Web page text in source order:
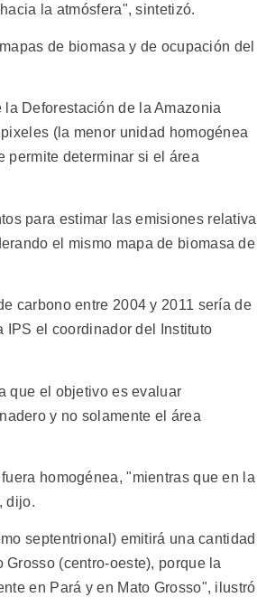
la atmósfera", sintetizó.
de biomasa y de ocupación del
Deforestación de la Amazonia
(la menor unidad homogénea
permite determinar si el área
para estimar las emisiones
el mismo mapa de biomasa de
carbono entre 2004 y 2011 sería de
IPS el coordinador del Instituto
que el objetivo es evaluar
y no solamente el área
homogénea, "mientras que en la
dijo.
septentrional) emitirá una cantidad
(centro-oeste), porque la
en Pará y en Mato Grosso",